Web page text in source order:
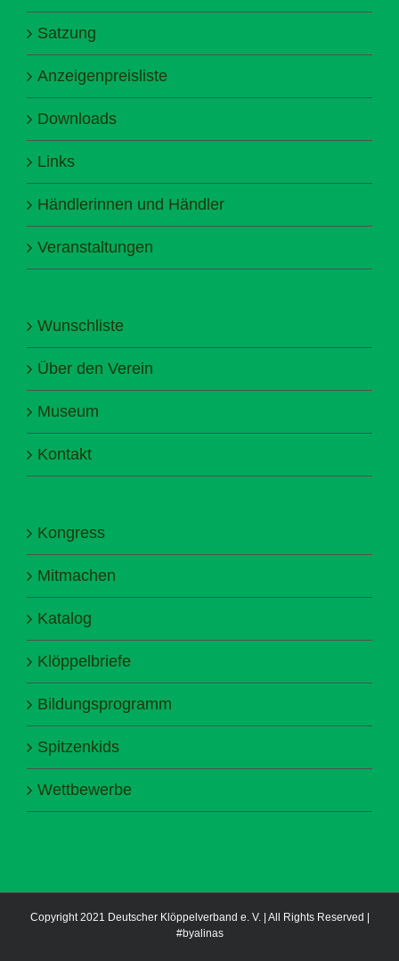
Satzung
Anzeigenpreisliste
Downloads
Links
Händlerinnen und Händler
Veranstaltungen
Wunschliste
Über den Verein
Museum
Kontakt
Kongress
Mitmachen
Katalog
Klöppelbriefe
Bildungsprogramm
Spitzenkids
Wettbewerbe
Copyright 2021 Deutscher Klöppelverband e. V. | All Rights Reserved |
#byalinas